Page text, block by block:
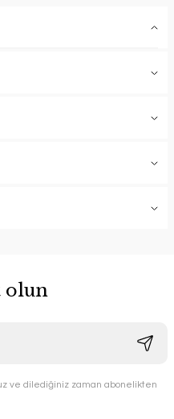
olun
ve dilediğiniz zaman abonelikten